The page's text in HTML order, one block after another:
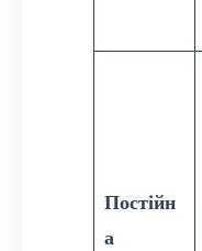
Постійн
а